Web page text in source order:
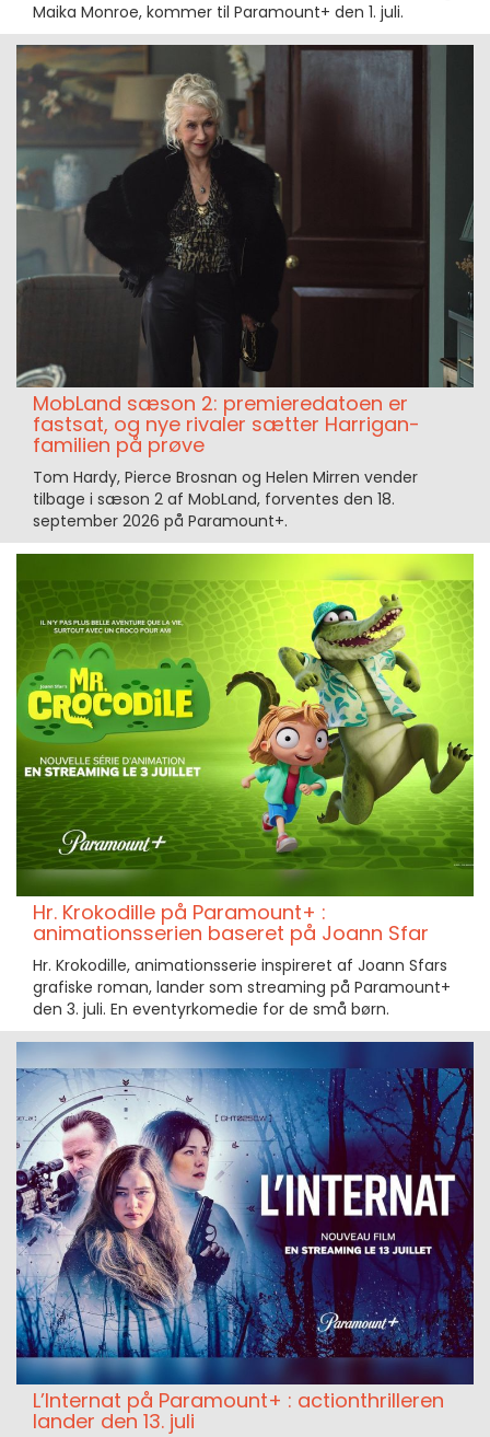
Maika Monroe, kommer til Paramount+ den 1. juli.
MobLand sæson 2: premieredatoen er
fastsat, og nye rivaler sætter Harrigan-
familien på prøve
Tom Hardy, Pierce Brosnan og Helen Mirren vender
tilbage i sæson 2 af MobLand, forventes den 18.
september 2026 på Paramount+.
Hr. Krokodille på Paramount+ :
animationsserien baseret på Joann Sfar
Hr. Krokodille, animationsserie inspireret af Joann Sfars
grafiske roman, lander som streaming på Paramount+
den 3. juli. En eventyrkomedie for de små børn.
L’Internat på Paramount+ : actionthrilleren
lander den 13. juli